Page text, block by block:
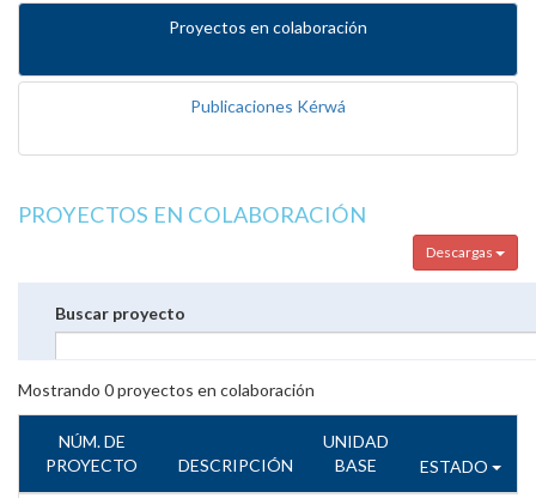
Proyectos en colaboración
Publicaciones Kérwá
PROYECTOS EN COLABORACIÓN
Descargas
Buscar proyecto
Mostrando 0proyectos en colaboración
NÚM. DE
PROYECTO
DESCRIPCIÓN
UNIDAD
BASE
ESTADO